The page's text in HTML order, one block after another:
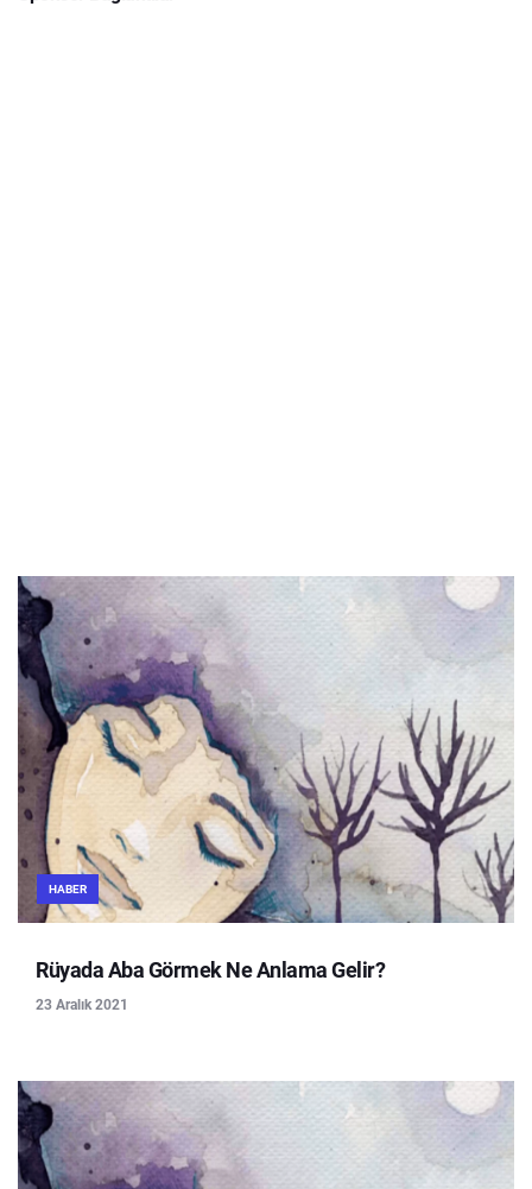
HABER
Rüyada Aba Görmek Ne Anlama Gelir?
23 Aralık 2021